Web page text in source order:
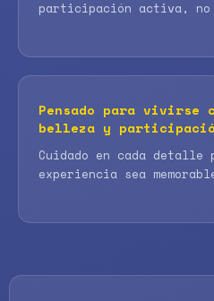
participación activa, no
Pensado para vivirse
belleza y
Cuidado en cada detalle
experiencia sea